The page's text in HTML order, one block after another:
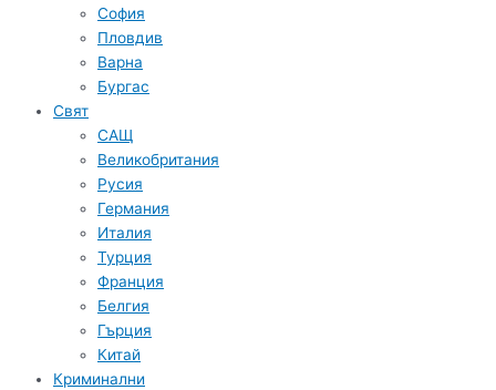
София
Пловдив
Варна
Бургас
Свят
САЩ
Великобритания
Русия
Германия
Италия
Турция
Франция
Белгия
Гърция
Китай
Криминални